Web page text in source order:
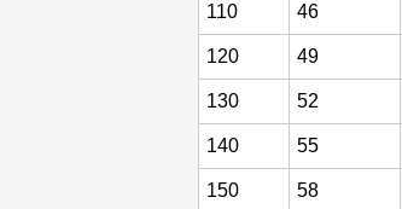
110 46
120 49
130 52
140 55
150 58